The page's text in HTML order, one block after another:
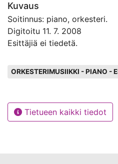
Kuvaus
Soitinnus: piano, orkesteri.
Digitoitu 11. 7. 2008
Esittäjiä ei tiedetä.
ORKESTERIMUSIIKKI - PIANO -
Tietueen kaikki tiedot